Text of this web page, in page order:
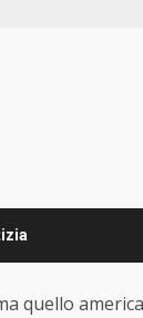
quello